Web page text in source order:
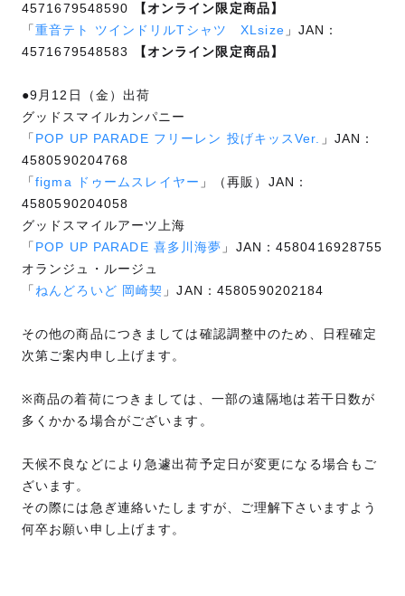
4571679548590
【オンライン限定商品】
「重音テト ツインドリルTシャツ XLsize 」JAN：
4571679548583
【オンライン限定商品】
●9月12日（金）出荷
グッドスマイルカンパニー
「 POP UP PARADE フリーレン 投げキッスVer.
」JAN：
4580590204768
「figma ドゥームスレイヤー 」（再販）JAN：
4580590204058
グッドスマイルアーツ上海
「 POP UP PARADE 喜多川海夢 」JAN：4580416928755
オランジュ・ルージュ
「 ねんどろいど 岡崎契 」JAN：4580590202184
その他の商品につきましては確認調整中のため、日程確定
次第ご案内申し上げます。
※商品の着荷につきましては、一部の遠隔地は若干日数が
多くかかる場合がございます。
天候不良などにより急遽出荷予定日が変更になる場合もご
ざいます。
その際には急ぎ連絡いたしますが、ご理解下さいますよう
何卒お願い申し上げます。